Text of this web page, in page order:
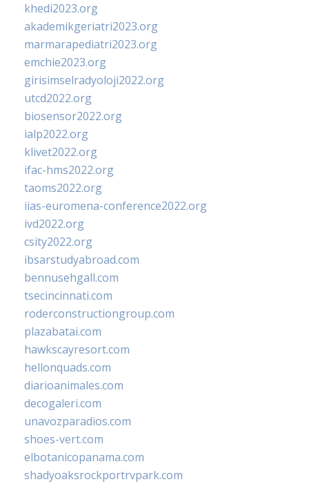
khedi2023.org
akademikgeriatri2023.org
marmarapediatri2023.org
emchie2023.org
girisimselradyoloji2022.org
utcd2022.org
biosensor2022.org
ialp2022.org
klivet2022.org
ifac-hms2022.org
taoms2022.org
iias-euromena-conference2022.org
ivd2022.org
csity2022.org
ibsarstudyabroad.com
bennusehgall.com
tsecincinnati.com
roderconstructiongroup.com
plazabatai.com
hawkscayresort.com
hellonquads.com
diarioanimales.com
decogaleri.com
unavozparadios.com
shoes-vert.com
elbotanicopanama.com
shadyoaksrockportrvpark.com